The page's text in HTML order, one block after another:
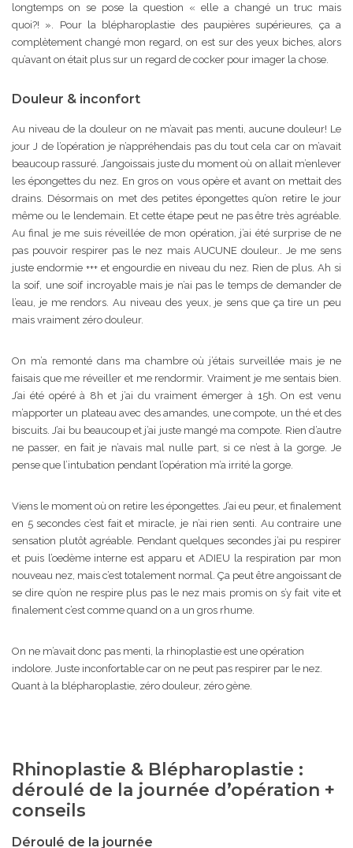
longtemps on se pose la question « elle a changé un truc mais
quoi?! ». Pour la blépharoplastie des paupières supérieures, ça a
complètement changé mon regard, on est sur des yeux biches, alors
qu’avant on était plus sur un regard de cocker pour imager la chose.
Douleur & inconfort
Au niveau de la douleur on ne m’avait pas menti, aucune douleur! Le
jour J de l’opération je n’appréhendais pas du tout cela car on m’avait
beaucoup rassuré. J’angoissais juste du moment où on allait m’enlever
les épongettes du nez. En gros on vous opère et avant on mettait des
drains. Désormais on met des petites épongettes qu’on retire le jour
même ou le lendemain. Et cette étape peut ne pas être très agréable.
Au final je me suis réveillée de mon opération, j’ai été surprise de ne
pas pouvoir respirer pas le nez mais AUCUNE douleur.. Je me sens
juste endormie +++ et engourdie en niveau du nez. Rien de plus. Ah si
la soif, une soif incroyable mais je n’ai pas le temps de demander de
l’eau, je me rendors. Au niveau des yeux, je sens que ça tire un peu
mais vraiment zéro douleur.
On m’a remonté dans ma chambre où j’étais surveillée mais je ne
faisais que me réveiller et me rendormir. Vraiment je me sentais bien.
J’ai été opéré à 8h et j’ai du vraiment émerger à 15h. On est venu
m’apporter un plateau avec des amandes, une compote, un thé et des
biscuits. J’ai bu beaucoup et j’ai juste mangé ma compote. Rien d’autre
ne passer, en fait je n’avais mal nulle part, si ce n’est à la gorge. Je
pense que l’intubation pendant l’opération m’a irrité la gorge.
Viens le moment où on retire les épongettes. J’ai eu peur, et finalement
en 5 secondes c’est fait et miracle, je n’ai rien senti. Au contraire une
sensation plutôt agréable. Pendant quelques secondes j’ai pu respirer
et puis l’oedème interne est apparu et ADIEU la respiration par mon
nouveau nez, mais c’est totalement normal. Ça peut être angoissant de
se dire qu’on ne respire plus pas le nez mais promis on s’y fait vite et
finalement c’est comme quand on a un gros rhume.
On ne m’avait donc pas menti, la rhinoplastie est une opération
indolore. Juste inconfortable car on ne peut pas respirer par le nez.
Quant à la blépharoplastie, zéro douleur, zéro gène.
Rhinoplastie & Blépharoplastie :
déroulé de la journée d’opération +
conseils
Déroulé de la journée